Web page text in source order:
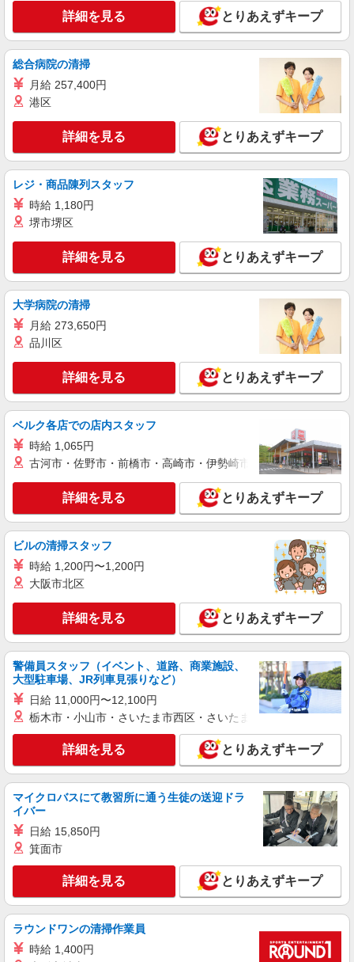
詳細を見る とりあえずキープ
総合病院の清掃
月給 257,400円
港区
詳細を見る とりあえずキープ
レジ・商品陳列スタッフ
時給 1,180円
堺市堺区
詳細を見る とりあえずキープ
大学病院の清掃
月給 273,650円
品川区
詳細を見る とりあえずキープ
ベルク各店での店内スタッフ
時給 1,065円
古河市・佐野市・前橋市・高崎市・伊勢崎市・太田市・館林市
詳細を見る とりあえずキープ
ビルの清掃スタッフ
時給 1,200円〜1,200円
大阪市北区
詳細を見る とりあえずキープ
警備員スタッフ（イベント、道路、商業施設、
大型駐車場、JR列車見張りなど）
日給 11,000円〜12,100円
栃木市・小山市・さいたま市西区・さいたま市岩槻区・久喜市・
詳細を見る とりあえずキープ
マイクロバスにて教習所に通う生徒の送迎ドラ
イバー
日給 15,850円
箕面市
詳細を見る とりあえずキープ
ラウンドワンの清掃作業員
時給 1,400円